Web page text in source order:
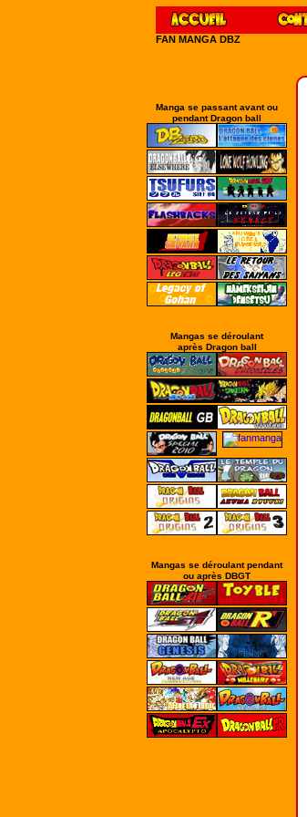
FAN MANGA DBZ
Manga se passant avant ou
pendant Dragon ball
Mangas se déroulant
après Dragon ball
Mangas se déroulant pendant
ou après DBGT